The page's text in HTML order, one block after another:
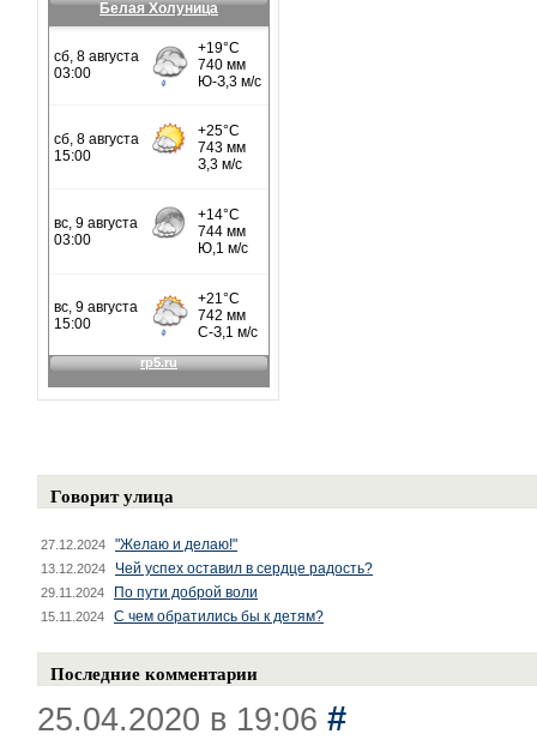
Белая Холуница
Говорит улица
27.12.2024 "Желаю и делаю!"
13.12.2024 Чей успех оставил в сердце радость?
29.11.2024 По пути доброй воли
15.11.2024 С чем обратились бы к детям?
Последние комментарии
25.04.2020 в 19:06 #